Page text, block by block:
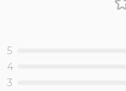
5
4
3